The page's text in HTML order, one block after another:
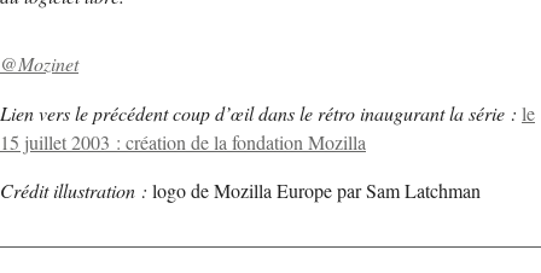
@Mozinet
Lien vers le précédent coup d’œil dans le rétro inaugurant la série : le
15 juillet 2003 : création de la fondation Mozilla
Crédit illustration : logo de Mozilla Europe par Sam Latchman